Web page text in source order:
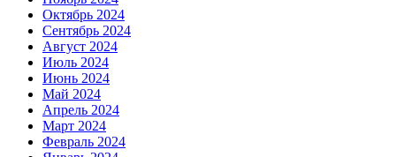
Октябрь 2024
Сентябрь 2024
Август 2024
Июль 2024
Июнь 2024
Май 2024
Апрель 2024
Март 2024
Февраль 2024